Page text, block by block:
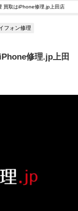
買取はiPhone修理.jp上田店
フォン修理
修理.jp上田